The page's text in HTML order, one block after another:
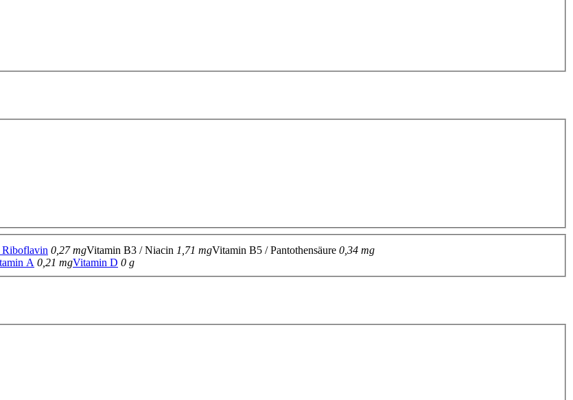
0,27 mgVitamin B3 / Niacin 1,71 mgVitamin B5 / Pantothensäure 0,34 mg
A 0,21 mgVitamin D 0 g